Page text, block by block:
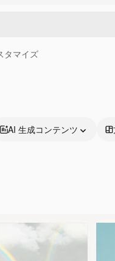
タマイズ
AI 生成コンテンツ